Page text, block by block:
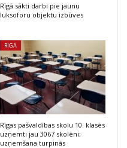
Rīgā sākti darbi pie jaunu
luksoforu objektu izbūves
RĪGĀ
Rīgas pašvaldības skolu 10. klasēs
uzņemti jau 3067 skolēni;
uzņemšana turpinās